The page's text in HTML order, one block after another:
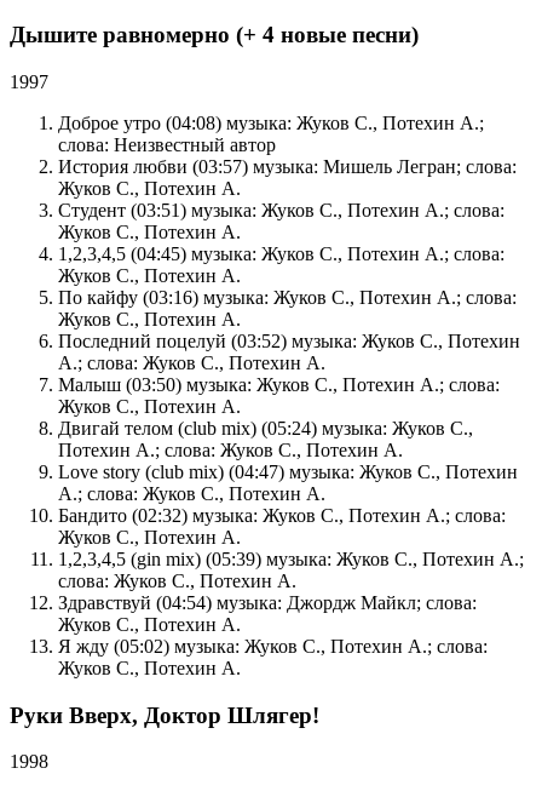
Дышите равномерно (+ 4 новые песни)
1997
Доброе утро (04:08) музыка: Жуков С., Потехин А.;
слова: Неизвестный автор
История любви (03:57) музыка: Мишель Легран; слова:
Жуков С., Потехин А.
Студент (03:51) музыка: Жуков С., Потехин А.; слова:
Жуков С., Потехин А.
1,2,3,4,5 (04:45) музыка: Жуков С., Потехин А.; слова:
Жуков С., Потехин А.
По кайфу (03:16) музыка: Жуков С., Потехин А.; слова:
Жуков С., Потехин А.
Последний поцелуй (03:52) музыка: Жуков С., Потехин
А.; слова: Жуков С., Потехин А.
Малыш (03:50) музыка: Жуков С., Потехин А.; слова:
Жуков С., Потехин А.
Двигай телом (club mix) (05:24) музыка: Жуков С.,
Потехин А.; слова: Жуков С., Потехин А.
Love story (club mix) (04:47) музыка: Жуков С., Потехин
А.; слова: Жуков С., Потехин А.
Бандито (02:32) музыка: Жуков С., Потехин А.; слова:
Жуков С., Потехин А.
1,2,3,4,5 (gin mix) (05:39) музыка: Жуков С., Потехин А.;
слова: Жуков С., Потехин А.
Здравствуй (04:54) музыка: Джордж Майкл; слова:
Жуков С., Потехин А.
Я жду (05:02) музыка: Жуков С., Потехин А.; слова:
Жуков С., Потехин А.
Руки Вверх, Доктор Шлягер!
1998